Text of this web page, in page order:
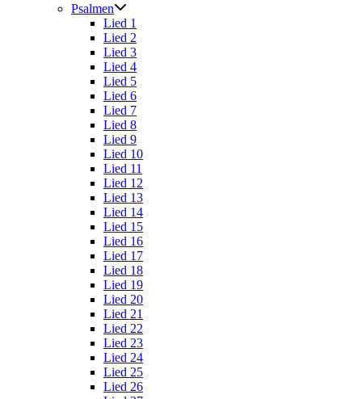
Psalmen
Lied 1
Lied 2
Lied 3
Lied 4
Lied 5
Lied 6
Lied 7
Lied 8
Lied 9
Lied 10
Lied 11
Lied 12
Lied 13
Lied 14
Lied 15
Lied 16
Lied 17
Lied 18
Lied 19
Lied 20
Lied 21
Lied 22
Lied 23
Lied 24
Lied 25
Lied 26